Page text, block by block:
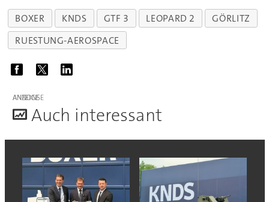
BOXER KNDS GTF 3 LEOPARD 2
GÖRLITZ
RUESTUNG-AEROSPACE
ANZEIGE
Auch interessant